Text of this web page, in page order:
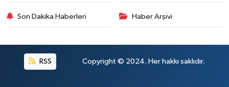
Son Dakika Haberleri Haber Arşivi
RSS Copyright © 2024. Her hakkı saklıdır.